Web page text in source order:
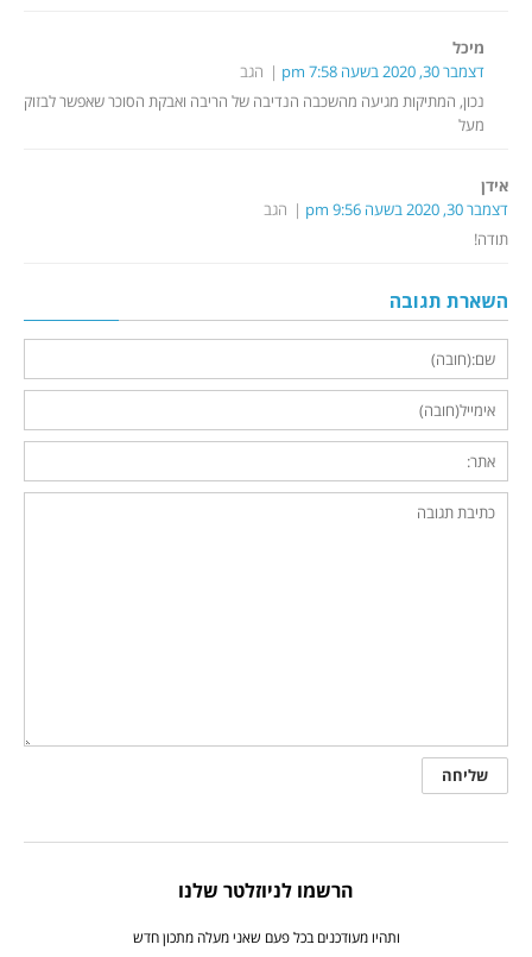
מיכל
דצמבר 30, 2020 בשעה 7:58 pm
הגב
נכון, המתיקות מגיעה מהשכבה הנדיבה של הריבה ואבקת הסוכר שאפשר לבזוק
מעל
אידן
דצמבר 30, 2020 בשעה 9:56 pm
הגב
תודה!
השארת תגובה
הרשמו לניוזלטר שלנו
ותהיו מעודכנים בכל פעם שאני מעלה מתכון חדש